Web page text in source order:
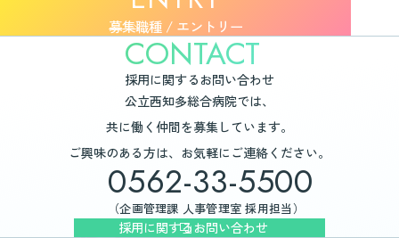
医療専門職のチームの一員として
質の高い医療を提供 募集職種 / エントリー
採用に関するお問い合わせ
公立西知多総合病院では、
共に働く仲間を募集しています。
ご興味のある方は、お気軽にご連絡ください。
0562-33-5500
（企画管理課 人事管理室 採用担当）
採用に関するお問い合わせ